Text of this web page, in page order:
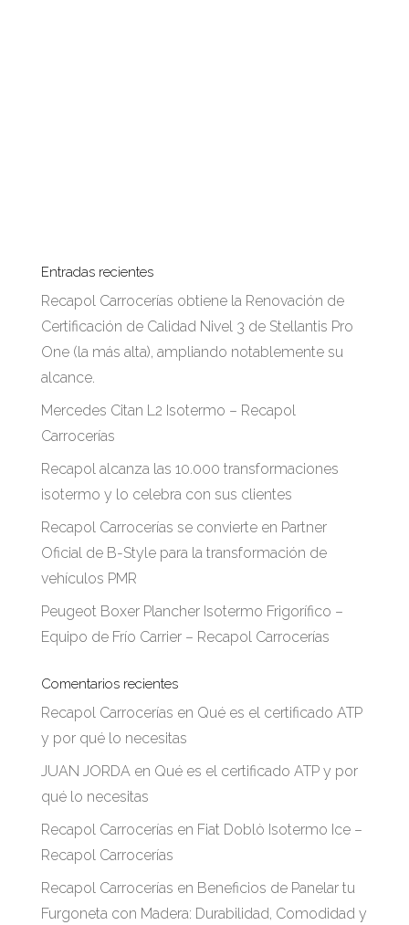
Entradas recientes
Recapol Carrocerías obtiene la Renovación de
Certificación de Calidad Nivel 3 de Stellantis Pro
One (la más alta), ampliando notablemente su
alcance.
Mercedes Citan L2 Isotermo – Recapol
Carrocerías
Recapol alcanza las 10.000 transformaciones
isotermo y lo celebra con sus clientes
Recapol Carrocerías se convierte en Partner
Oficial de B-Style para la transformación de
vehículos PMR
Peugeot Boxer Plancher Isotermo Frigorífico –
Equipo de Frío Carrier – Recapol Carrocerías
Comentarios recientes
Recapol Carrocerías en Qué es el certificado ATP
y por qué lo necesitas
JUAN JORDA en Qué es el certificado ATP y por
qué lo necesitas
Recapol Carrocerías en Fiat Doblò Isotermo Ice –
Recapol Carrocerías
Recapol Carrocerías en Beneficios de Panelar tu
Furgoneta con Madera: Durabilidad, Comodidad y